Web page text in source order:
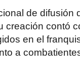
de difusión
creación contó
en el
a